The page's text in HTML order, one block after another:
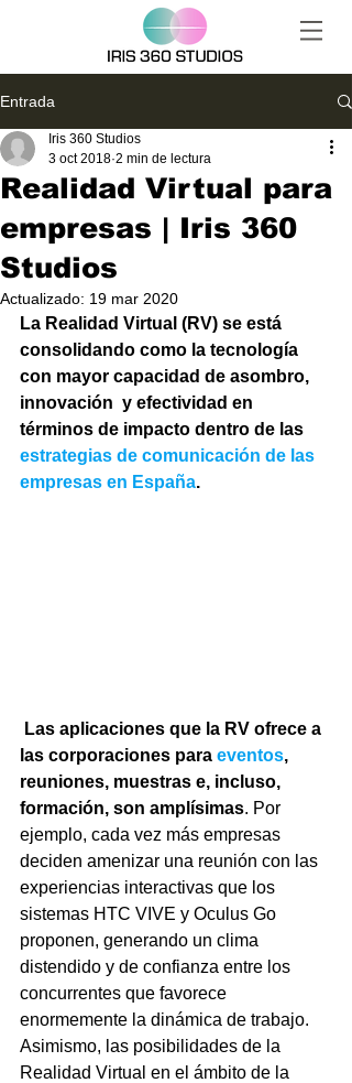
Entrada
Realidad Virtual para
empresas | Iris 360
Studios
Iris 360 Studios
3 oct 2018 2 min de lectura
Actualizado: 19 mar 2020
La Realidad Virtual (RV) se está
consolidando como la tecnología
con mayor capacidad de asombro,
innovación  y efectividad en
términos de impacto dentro de las
estrategias de comunicación de las
empresas en España.
Las aplicaciones que la RV ofrece a
las corporaciones para eventos,
reuniones, muestras e, incluso,
formación, son amplísimas. Por
ejemplo, cada vez más empresas
deciden amenizar una reunión con las
experiencias interactivas que los
sistemas HTC VIVE y Oculus Go
proponen, generando un clima
distendido y de confianza entre los
concurrentes que favorece
enormemente la dinámica de trabajo.
Asimismo, las posibilidades de la
Realidad Virtual en el ámbito de la